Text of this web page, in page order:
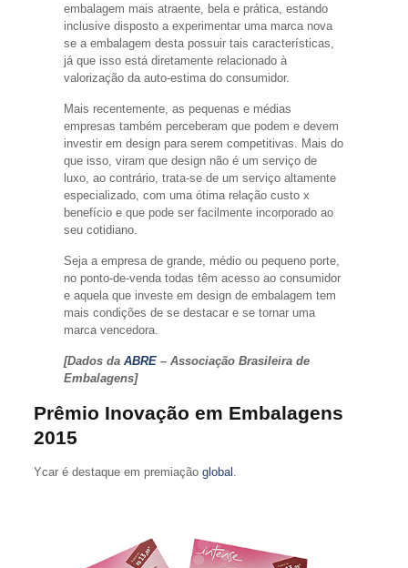
embalagem mais atraente, bela e prática, estando
inclusive disposto a experimentar uma marca nova
se a embalagem desta possuir tais características,
já que isso está diretamente relacionado à
valorização da auto-estima do consumidor.
Mais recentemente, as pequenas e médias
empresas também perceberam que podem e devem
investir em design para serem competitivas. Mais do
que isso, viram que design não é um serviço de
luxo, ao contrário, trata-se de um serviço altamente
especializado, com uma ótima relação custo x
benefício e que pode ser facilmente incorporado ao
seu cotidiano.
Seja a empresa de grande, médio ou pequeno porte,
no ponto-de-venda todas têm acesso ao consumidor
e aquela que investe em design de embalagem tem
mais condições de se destacar e se tornar uma
marca vencedora.
[Dados da ABRE– Associação Brasileira de
Embalagens]
Prêmio Inovação em Embalagens
2015
Ycar é destaque em premiação global .